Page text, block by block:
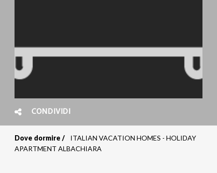
CONDIVIDI
Briciole
Dove dormire
ITALIAN VACATION HOMES - HOLIDAY
APARTMENT ALBACHIARA